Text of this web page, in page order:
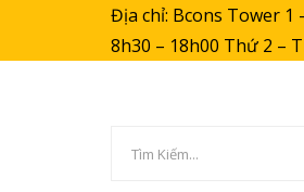
Địa chỉ: Bcons Tower
8h30 – 18h00 Thứ 2 –